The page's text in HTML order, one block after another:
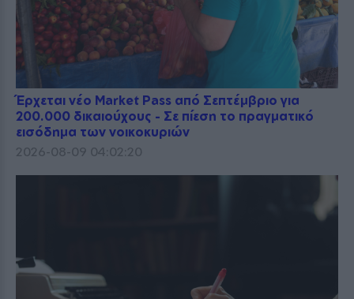
Έρχεται νέο Market Pass από Σεπτέμβριο για
200.000 δικαιούχους - Σε πίεση το πραγματικό
εισόδημα των νοικοκυριών
2026-08-09 04:02:20